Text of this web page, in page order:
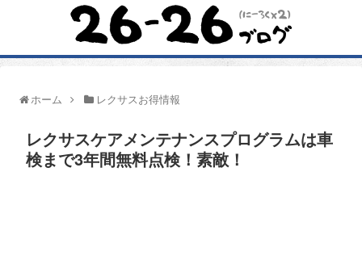
ホーム レクサスお得情報
レクサスケアメンテナンスプログラムは車
検まで3年間無料点検！素敵！